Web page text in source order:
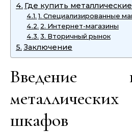
Где купить
1. Специализированные
2. Интернет-магазины
3. Вторичный рынок
Заключение
шкафов